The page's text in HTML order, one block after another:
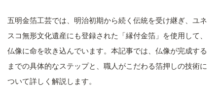
五明金箔工芸では、明治初期から続く伝統を受け継ぎ、ユネ
スコ無形文化遺産にも登録された「縁付金箔」を使用して、
仏像に命を吹き込んでいます。本記事では、仏像が完成する
までの具体的なステップと、職人がこだわる箔押しの技術に
ついて詳しく解説します。